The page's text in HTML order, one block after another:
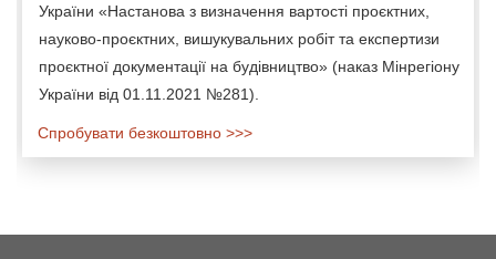
України «Настанова з визначення вартості проєктних,
науково-проєктних, вишукувальних робіт та експертизи
проєктної документації на будівництво» (наказ Мінрегіону
України від 01.11.2021 №281).
Спробувати безкоштовно >>>